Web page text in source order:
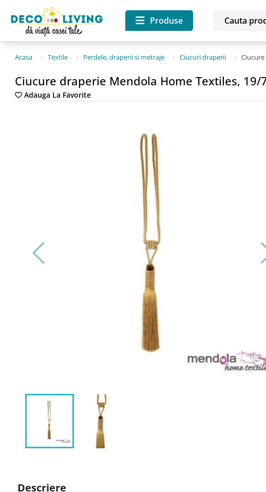
Produse
Acasa Textile Perdele, draperii si metraje Ciucuri draperii
Ciucure draperie Mendola Home Textiles, 19/
Adauga La Favorite
Descriere